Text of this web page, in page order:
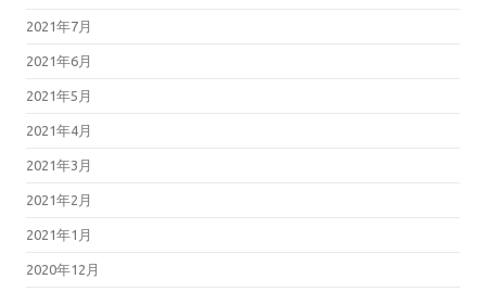
2021年7月
2021年6月
2021年5月
2021年4月
2021年3月
2021年2月
2021年1月
2020年12月